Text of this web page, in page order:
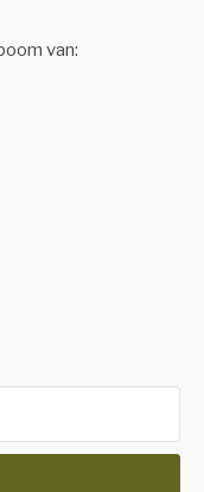
van: